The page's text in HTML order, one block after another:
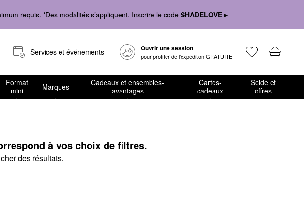
requis. *Des modalités s’appliquent. Inscrire le code SHADELOVE ▸
Services et événements Ouvrir une session
pour profiter de l’expédition GRATUITE
Format
mini
Marques
Cadeaux et ensembles-
avantages
Cartes-
cadeaux
Solde et
offres
à vos choix de filtres.
des résultats.